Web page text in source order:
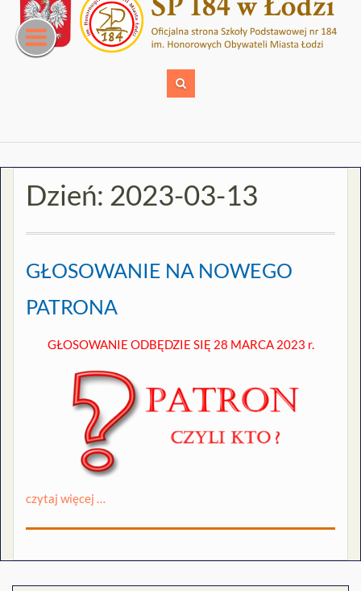
content
Dzień: 2023-03-13
GŁOSOWANIE NA NOWEGO
PATRONA
GŁOSOWANIE ODBĘDZIE SIĘ 28 MARCA 2023 r.
czytaj więcej …